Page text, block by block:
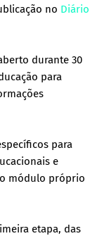
no Diário
durante 30
para
para
e
módulo próprio
etapa, das